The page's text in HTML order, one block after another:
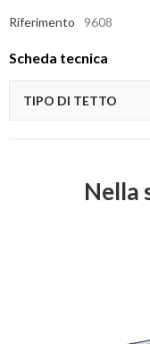
Riferimento 9608
Scheda tecnica
TIPO DI TETTO
Nella